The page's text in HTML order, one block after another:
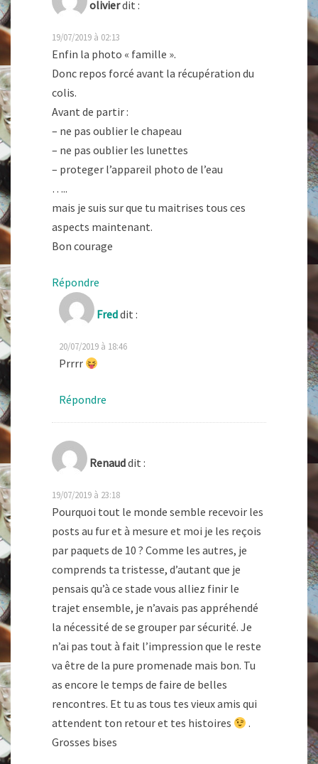
olivierdit :
19/07/2019 à 02:13
Enfin la photo « famille ».
Donc repos forcé avant la récupération du
colis.
Avant de partir :
– ne pas oublier le chapeau
– ne pas oublier les lunettes
– proteger l’appareil photo de l’eau
…..
mais je suis sur que tu maitrises tous ces
aspects maintenant.
Bon courage
Répondre
Freddit :
20/07/2019 à 18:46
Prrrr
Répondre
Renauddit :
19/07/2019 à 23:18
Pourquoi tout le monde semble recevoir les
posts au fur et à mesure et moi je les reçois
par paquets de 10 ? Comme les autres, je
comprends ta tristesse, d’autant que je
pensais qu’à ce stade vous alliez finir le
trajet ensemble, je n’avais pas appréhendé
la nécessité de se grouper par sécurité. Je
n’ai pas tout à fait l’impression que le reste
va être de la pure promenade mais bon. Tu
as encore le temps de faire de belles
rencontres. Et tu as tous tes vieux amis qui
attendent ton retour et tes histoires
.
Grosses bises